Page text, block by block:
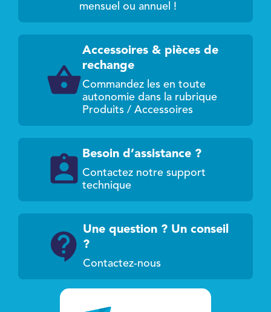
mensuel ou annuel !
Accessoires & pièces de
rechange
Commandez les en toute
autonomie dans la rubrique
Produits / Accessoires
Besoin d’assistance ?
Contactez notre support
technique
Une question ? Un conseil
?
Contactez-nous